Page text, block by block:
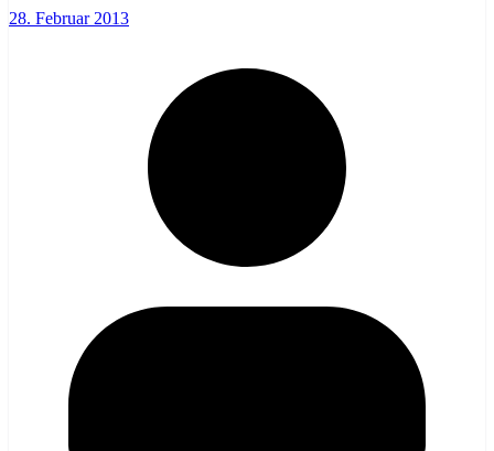
28. Februar 2013